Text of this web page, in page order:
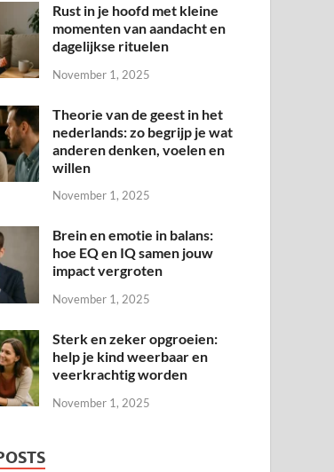
Rust in je hoofd met kleine
momenten van aandacht en
dagelijkse rituelen
November 1, 2025
Theorie van de geest in het
nederlands: zo begrijp je wat
anderen denken, voelen en
willen
November 1, 2025
Brein en emotie in balans:
hoe EQ en IQ samen jouw
impact vergroten
November 1, 2025
Sterk en zeker opgroeien:
help je kind weerbaar en
veerkrachtig worden
November 1, 2025